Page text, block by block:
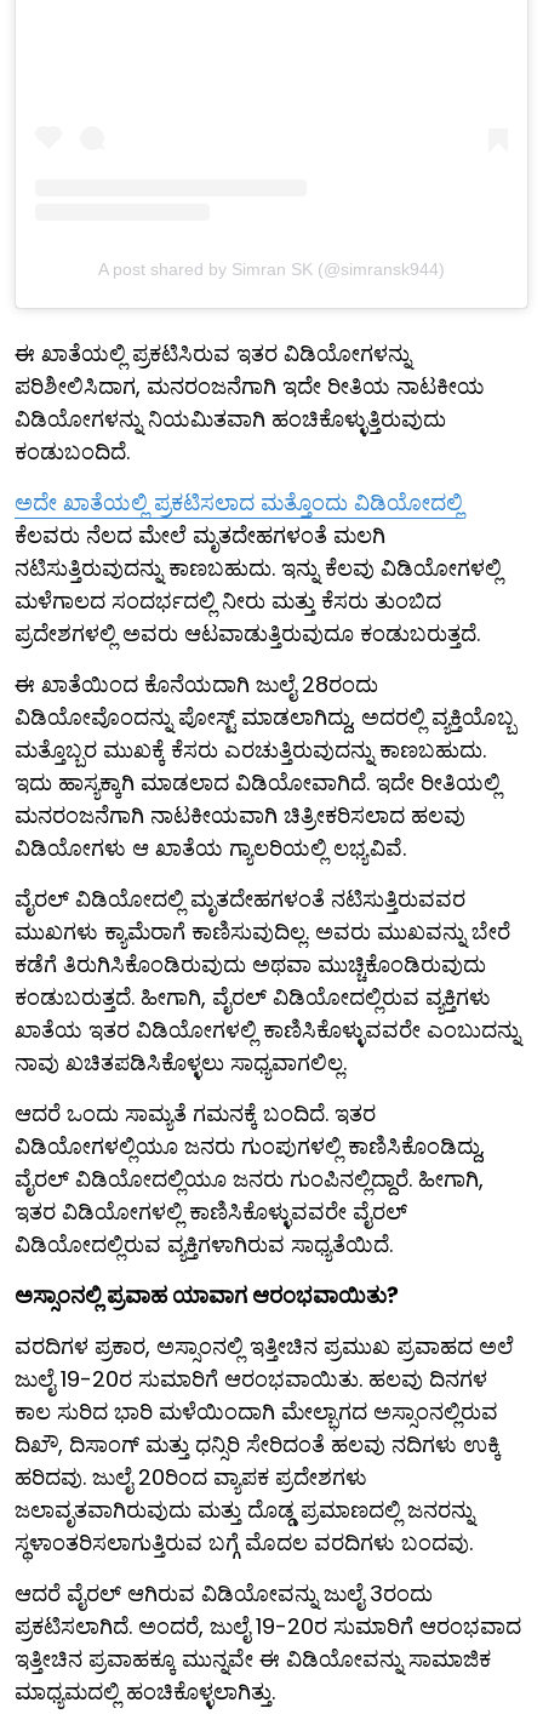
A post shared by Simran SK (@simransk944)
ಈ ಖಾತೆಯಲ್ಲಿ ಪ್ರಕಟಿಸಿರುವ ಇತರ ವಿಡಿಯೋಗಳನ್ನು
ಪರಿಶೀಲಿಸಿದಾಗ, ಮನರಂಜನೆಗಾಗಿ ಇದೇ ರೀತಿಯ ನಾಟಕೀಯ
ವಿಡಿಯೋಗಳನ್ನು ನಿಯಮಿತವಾಗಿ ಹಂಚಿಕೊಳ್ಳುತ್ತಿರುವುದು
ಕಂಡುಬಂದಿದೆ.
ಅದೇ ಖಾತೆಯಲ್ಲಿ ಪ್ರಕಟಿಸಲಾದ ಮತ್ತೊಂದು ವಿಡಿಯೋದಲ್ಲಿ
ಕೆಲವರು ನೆಲದ ಮೇಲೆ ಮೃತದೇಹಗಳಂತೆ ಮಲಗಿ
ನಟಿಸುತ್ತಿರುವುದನ್ನು ಕಾಣಬಹುದು. ಇನ್ನು ಕೆಲವು ವಿಡಿಯೋಗಳಲ್ಲಿ
ಮಳೆಗಾಲದ ಸಂದರ್ಭದಲ್ಲಿ ನೀರು ಮತ್ತು ಕೆಸರು ತುಂಬಿದ
ಪ್ರದೇಶಗಳಲ್ಲಿ ಅವರು ಆಟವಾಡುತ್ತಿರುವುದೂ ಕಂಡುಬರುತ್ತದೆ.
ಈ ಖಾತೆಯಿಂದ ಕೊನೆಯದಾಗಿ ಜುಲೈ 28ರಂದು
ವಿಡಿಯೋವೊಂದನ್ನು ಪೋಸ್ಟ್ ಮಾಡಲಾಗಿದ್ದು, ಅದರಲ್ಲಿ ವ್ಯಕ್ತಿಯೊಬ್ಬ
ಮತ್ತೊಬ್ಬರ ಮುಖಕ್ಕೆ ಕೆಸರು ಎರಚುತ್ತಿರುವುದನ್ನು ಕಾಣಬಹುದು.
ಇದು ಹಾಸ್ಯಕ್ಕಾಗಿ ಮಾಡಲಾದ ವಿಡಿಯೋವಾಗಿದೆ. ಇದೇ ರೀತಿಯಲ್ಲಿ
ಮನರಂಜನೆಗಾಗಿ ನಾಟಕೀಯವಾಗಿ ಚಿತ್ರೀಕರಿಸಲಾದ ಹಲವು
ವಿಡಿಯೋಗಳು ಆ ಖಾತೆಯ ಗ್ಯಾಲರಿಯಲ್ಲಿ ಲಭ್ಯವಿವೆ.
ವೈರಲ್ ವಿಡಿಯೋದಲ್ಲಿ ಮೃತದೇಹಗಳಂತೆ ನಟಿಸುತ್ತಿರುವವರ
ಮುಖಗಳು ಕ್ಯಾಮೆರಾಗೆ ಕಾಣಿಸುವುದಿಲ್ಲ. ಅವರು ಮುಖವನ್ನು ಬೇರೆ
ಕಡೆಗೆ ತಿರುಗಿಸಿಕೊಂಡಿರುವುದು ಅಥವಾ ಮುಚ್ಚಿಕೊಂಡಿರುವುದು
ಕಂಡುಬರುತ್ತದೆ. ಹೀಗಾಗಿ, ವೈರಲ್ ವಿಡಿಯೋದಲ್ಲಿರುವ ವ್ಯಕ್ತಿಗಳು
ಖಾತೆಯ ಇತರ ವಿಡಿಯೋಗಳಲ್ಲಿ ಕಾಣಿಸಿಕೊಳ್ಳುವವರೇ ಎಂಬುದನ್ನು
ನಾವು ಖಚಿತಪಡಿಸಿಕೊಳ್ಳಲು ಸಾಧ್ಯವಾಗಲಿಲ್ಲ.
ಆದರೆ ಒಂದು ಸಾಮ್ಯತೆ ಗಮನಕ್ಕೆ ಬಂದಿದೆ. ಇತರ
ವಿಡಿಯೋಗಳಲ್ಲಿಯೂ ಜನರು ಗುಂಪುಗಳಲ್ಲಿ ಕಾಣಿಸಿಕೊಂಡಿದ್ದು,
ವೈರಲ್ ವಿಡಿಯೋದಲ್ಲಿಯೂ ಜನರು ಗುಂಪಿನಲ್ಲಿದ್ದಾರೆ. ಹೀಗಾಗಿ,
ಇತರ ವಿಡಿಯೋಗಳಲ್ಲಿ ಕಾಣಿಸಿಕೊಳ್ಳುವವರೇ ವೈರಲ್
ವಿಡಿಯೋದಲ್ಲಿರುವ ವ್ಯಕ್ತಿಗಳಾಗಿರುವ ಸಾಧ್ಯತೆಯಿದೆ.
ಅಸ್ಸಾಂನಲ್ಲಿ ಪ್ರವಾಹ ಯಾವಾಗ ಆರಂಭವಾಯಿತು?
ವರದಿಗಳ ಪ್ರಕಾರ, ಅಸ್ಸಾಂನಲ್ಲಿ ಇತ್ತೀಚಿನ ಪ್ರಮುಖ ಪ್ರವಾಹದ ಅಲೆ
ಜುಲೈ 19-20ರ ಸುಮಾರಿಗೆ ಆರಂಭವಾಯಿತು. ಹಲವು ದಿನಗಳ
ಕಾಲ ಸುರಿದ ಭಾರಿ ಮಳೆಯಿಂದಾಗಿ ಮೇಲ್ಭಾಗದ ಅಸ್ಸಾಂನಲ್ಲಿರುವ
ದಿಖೌ, ದಿಸಾಂಗ್ ಮತ್ತು ಧನ್ಸಿರಿ ಸೇರಿದಂತೆ ಹಲವು ನದಿಗಳು ಉಕ್ಕಿ
ಹರಿದವು. ಜುಲೈ 20ರಿಂದ ವ್ಯಾಪಕ ಪ್ರದೇಶಗಳು
ಜಲಾವೃತವಾಗಿರುವುದು ಮತ್ತು ದೊಡ್ಡ ಪ್ರಮಾಣದಲ್ಲಿ ಜನರನ್ನು
ಸ್ಥಳಾಂತರಿಸಲಾಗುತ್ತಿರುವ ಬಗ್ಗೆ ಮೊದಲ ವರದಿಗಳು ಬಂದವು.
ಆದರೆ ವೈರಲ್ ಆಗಿರುವ ವಿಡಿಯೋವನ್ನು ಜುಲೈ 3ರಂದು
ಪ್ರಕಟಿಸಲಾಗಿದೆ. ಅಂದರೆ, ಜುಲೈ 19-20ರ ಸುಮಾರಿಗೆ ಆರಂಭವಾದ
ಇತ್ತೀಚಿನ ಪ್ರವಾಹಕ್ಕೂ ಮುನ್ನವೇ ಈ ವಿಡಿಯೋವನ್ನು ಸಾಮಾಜಿಕ
ಮಾಧ್ಯಮದಲ್ಲಿ ಹಂಚಿಕೊಳ್ಳಲಾಗಿತ್ತು.